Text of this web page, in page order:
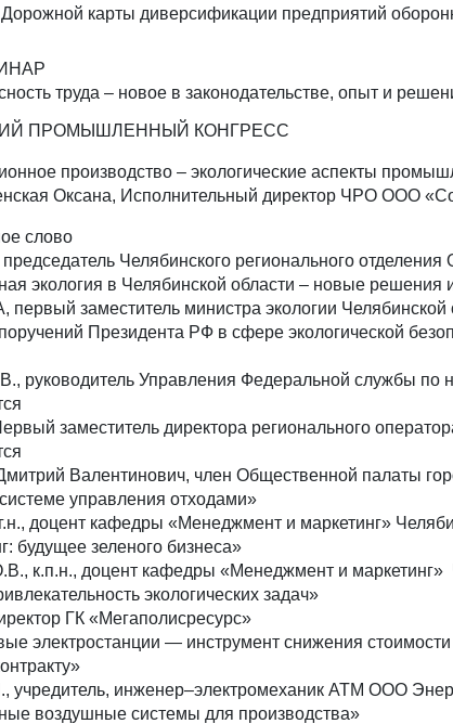
карты диверсификации предприятий
труда – новое в законодательстве, опыт и
ПРОМЫШЛЕННЫЙ КОНГРЕСС
производство – экологические аспекты
Оксана, Исполнительный директор ЧРО ООО
слово
Челябинского регионального
экология в Челябинской области – новые решения
первый заместитель министра экологии Челябинской
Президента РФ в сфере экологической
руководитель Управления Федеральной службы
заместитель директора регионального
Валентинович, член Общественной палаты
управления отходами»
доцент кафедры «Менеджмент и маркетинг»
будущее зеленого бизнеса»
к.п.н., доцент кафедры «Менеджмент и
экологических задач»
ГК «Мегаполисресурс»
электростанции — инструмент снижения
учредитель, инженер–электромеханик АТМ ООО
воздушные системы для производства»